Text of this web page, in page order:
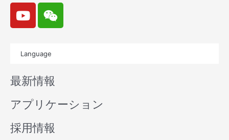
Y
o
u
b
e
W
e
i
n
Language
最新情報
アプリケーション
採用情報